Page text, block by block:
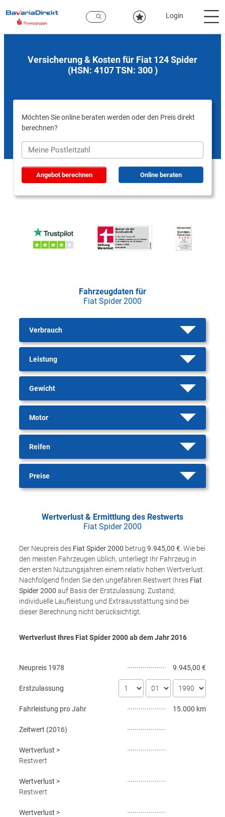
Hauptinhalt
Login
Versicherung & Kosten für Fiat 124 Spider
(HSN: 4107 TSN: 300 )
Möchten Sie online beraten werden oder den Preis direkt
berechnen?
Angebot berechnen Online beraten
Fahrzeugdaten für
Fiat Spider 2000
Verbrauch
Leistung
Gewicht
Motor
Reifen
Preise
Wertverlust & Ermittlung des Restwerts
Fiat Spider 2000
Der Neupreis des Fiat Spider 2000 betrug 9.945,00 € . Wie bei
den meisten Fahrzeugen üblich, unterliegt Ihr Fahrzeug in
den ersten Nutzungsjahren einem relativ hohen Wertverlust.
Nachfolgend finden Sie den ungefähren Restwert Ihres Fiat
Spider 2000 auf Basis der Erstzulassung. Zustand,
individuelle Laufleistung und Extraausstattung sind bei
dieser Berechnung nicht berücksichtigt.
Wertverlust Ihres Fiat Spider 2000 ab dem Jahr2016
Neupreis 1978 9.945,00 €
Erstzulassung
Fahrleistung pro Jahr 15.000 km
Zeitwert (2016)
Wertverlust >
Restwert
Wertverlust >
Restwert
Wertverlust >